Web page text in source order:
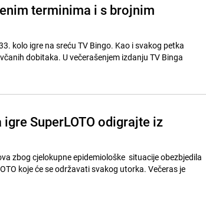
terminima i s brojnim
kolo igre na sreću TV Bingo. Kao i svakog petka
dobitaka. U večerašenjem izdanju TV Binga
SuperLOTO odigrajte iz
zbog cjelokupne epidemiološke situacije obezbjedila
koje će se održavati svakog utorka. Večeras je